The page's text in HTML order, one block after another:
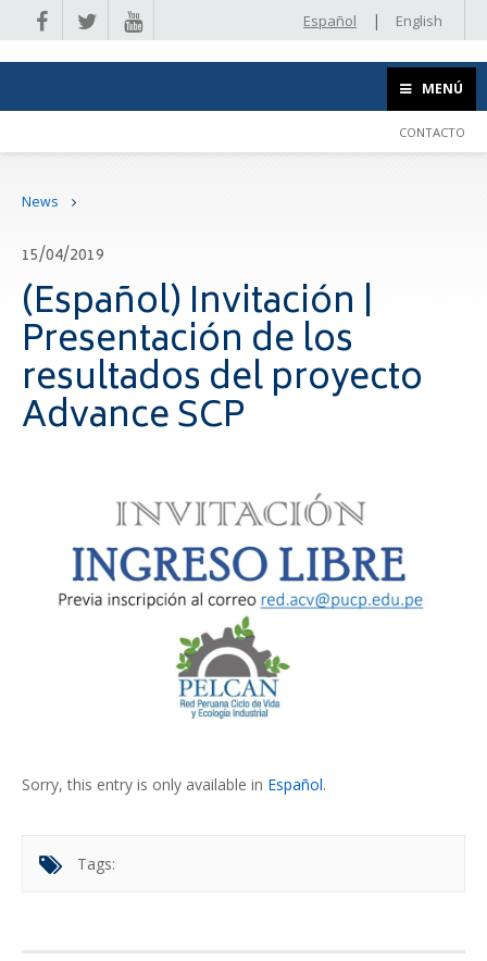
Español | English
MENÚ
CONTACTO
News
15/04/2019
(Español) Invitación |
Presentación de los
resultados del proyecto
Advance SCP
Sorry, this entry is only available in Español.
Tags: